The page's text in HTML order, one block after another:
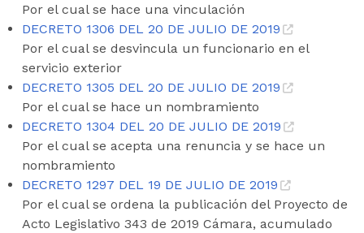
Por el cual se hace una vinculación
DECRETO 1306 DEL 20 DE JULIO DE 2019
Por el cual se desvincula un funcionario en el
servicio exterior
DECRETO 1305 DEL 20 DE JULIO DE 2019
Por el cual se hace un nombramiento
DECRETO 1304 DEL 20 DE JULIO DE 2019
Por el cual se acepta una renuncia y se hace un
nombramiento
DECRETO 1297 DEL 19 DE JULIO DE 2019
Por el cual se ordena la publicación del Proyecto de
Acto Legislativo 343 de 2019 Cámara, acumulado